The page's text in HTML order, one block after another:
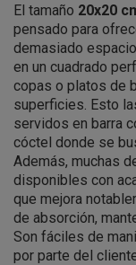
El tamaño 20x20
pensado para
demasiado
en un cuadrado
copas o platos de
superficies. Esto
servidos en barra
cóctel donde se
Además, muchas
disponibles con
que mejora
de absorción,
Son fáciles de
por parte del